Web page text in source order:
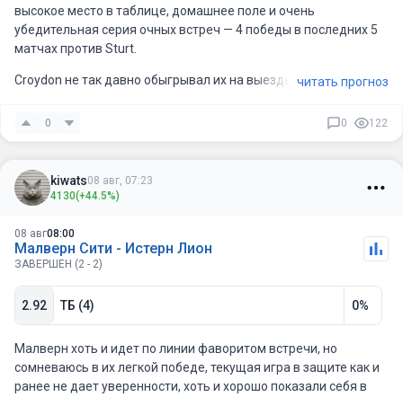
высокое место в таблице, домашнее поле и очень
убедительная серия очных встреч — 4 победы в последних 5
матчах против Sturt.
Croydon не так давно обыгрывал их на выезде 0-2. Сегодня на
читать прогноз
0 0 122
kiwats08 авг, 07:23
4130(+44.5%)
08 авг08:00
Малверн Сити - Истерн Лион
ЗАВЕРШЕН (2 - 2)
2.92 ТБ (4) 0%
Малверн хоть и идет по линии фаворитом встречи, но
сомневаюсь в их легкой победе, текущая игра в защите как и
ранее не дает уверенности, хоть и хорошо показали себя в